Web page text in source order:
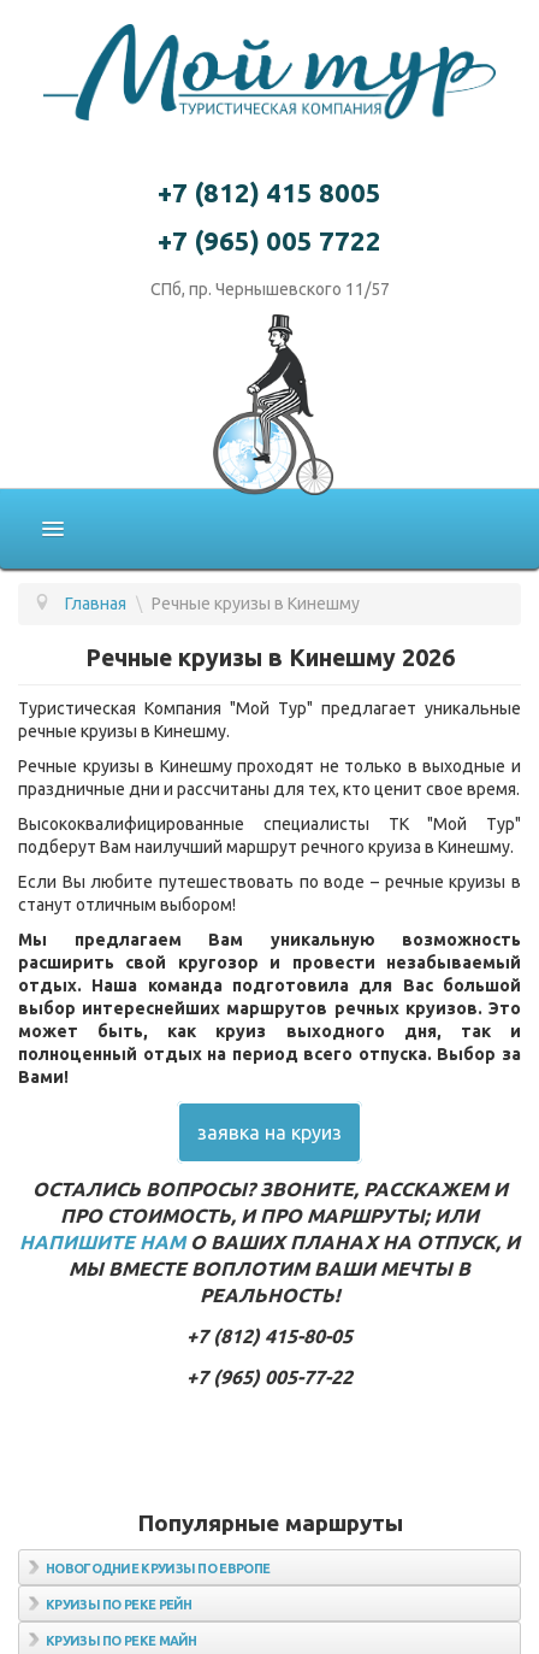
+7 (812) 415 8005
+7 (965) 005 7722
СПб, пр. Чернышевского 11/57
ПОДБОР ТУРА
ГОРЯЩИЕ ТУРЫ
СТРАНЫ
УСЛУГИ
О КОМПАНИИ
ОТЗЫВЫ
КОНТАКТЫ
Главная \ Речные круизы в Кинешму
Речные круизы в Кинешму 2026
Туристическая Компания "Мой Тур" предлагает уникальные
речные круизы в Кинешму.
Речные круизы в Кинешму проходят не только в выходные и
праздничные дни и рассчитаны для тех, кто ценит свое время.
Высококвалифицированные специалисты ТК "Мой Тур"
подберут Вам наилучший маршрут речного круиза в Кинешму.
Если Вы любите путешествовать по воде – речные круизы в
станут отличным выбором!
Мы предлагаем Вам уникальную возможность
расширить свой кругозор и провести незабываемый
отдых. Наша команда подготовила для Вас большой
выбор интереснейших маршрутов речных круизов. Это
может быть, как круиз выходного дня, так и
полноценный отдых на период всего отпуска. Выбор за
Вами!
заявка на круиз
ОСТАЛИСЬ ВОПРОСЫ? ЗВОНИТЕ, РАССКАЖЕМ И
ПРО СТОИМОСТЬ, И ПРО МАРШРУТЫ; ИЛИ
НАПИШИТЕ НАМО ВАШИХ ПЛАНАХ НА ОТПУСК, И
МЫ ВМЕСТЕ ВОПЛОТИМ ВАШИ МЕЧТЫ В
РЕАЛЬНОСТЬ!
+7 (812) 415-80-05
+7 (965) 005-77-22
Популярные маршруты
НОВОГОДНИЕ КРУИЗЫ ПО ЕВРОПЕ
КРУИЗЫ ПО РЕКЕ РЕЙН
КРУИЗЫ ПО РЕКЕ МАЙН